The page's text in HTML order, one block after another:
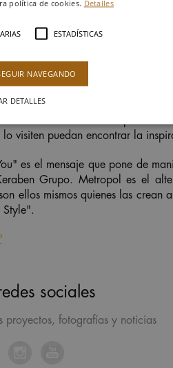
de transmitir esa fascinación
el stand de Keraben Grupo en
lo visiten puedan encontrar la
es el mensaje que pone de
Grupo.
Metropol
es el
ellos mismos quienes las
Style".
sociales
proyectos, fotografías y noticias
política de cookies. Detalles
ESTADÍSTICAS
NAVEGANDO
DETALLES